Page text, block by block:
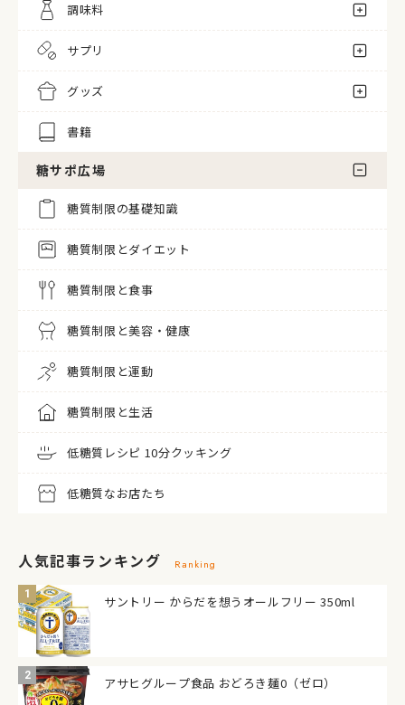
調味料
サプリ
グッズ
書籍
糖サポ広場
糖質制限の基礎知識
糖質制限とダイエット
糖質制限と食事
糖質制限と美容・健康
糖質制限と運動
糖質制限と生活
低糖質レシピ 10分クッキング
低糖質なお店たち
人気記事ランキング Ranking
サントリー からだを想うオールフリー 350ml
アサヒグループ食品 おどろき麺0（ゼロ）